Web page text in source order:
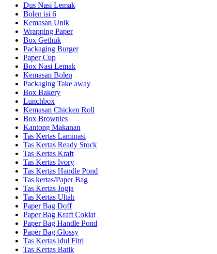
Dus Nasi Lemak
Bolen isi 6
Kemasan Unik
Wrapping Paper
Box Gethuk
Packaging Burger
Paper Cup
Box Nasi Lemak
Kemasan Bolen
Packaging Take away
Box Bakery
Lunchbox
Kemasan Chicken Roll
Box Brownies
Kantong Makanan
Tas Kertas Laminasi
Tas Kertas Ready Stock
Tas Kertas Kraft
Tas Kertas Ivory
Tas Kertas Handle Pond
Tas kertas/Paper Bag
Tas Kertas Jogja
Tas Kertas Ultah
Paper Bag Doff
Paper Bag Kraft Coklat
Paper Bag Handle Pond
Paper Bag Glossy
Tas Kertas idul Fitri
Tas Kertas Batik